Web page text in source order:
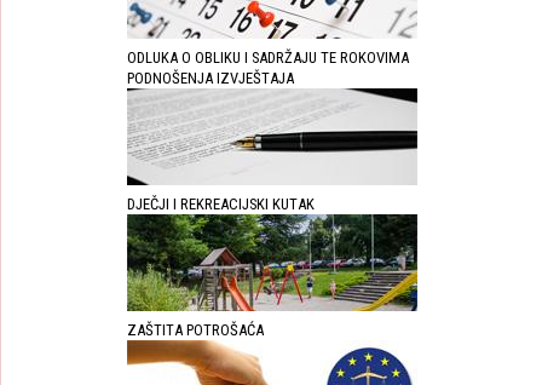
ODLUKA O OBLIKU I SADRŽAJU TE ROKOVIMA
PODNOŠENJA IZVJEŠTAJA
DJEČJI I REKREACIJSKI KUTAK
ZAŠTITA POTROŠAĆA